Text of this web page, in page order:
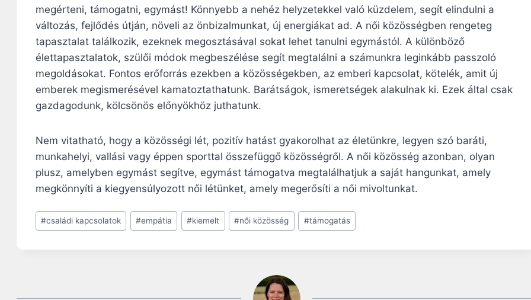
megérteni, támogatni, egymást! Könnyebb a nehéz helyzetekkel való küzdelem, segít elindulni a
változás, fejlődés útján, növeli az önbizalmunkat, új energiákat ad. A női közösségben rengeteg
tapasztalat találkozik, ezeknek megosztásával sokat lehet tanulni egymástól. A különböző
élettapasztalatok, szülői módok megbeszélése segít megtalálni a számunkra leginkább passzoló
megoldásokat. Fontos erőforrás ezekben a közösségekben, az emberi kapcsolat, kötelék, amit új
emberek megismerésével kamatoztathatunk. Barátságok, ismeretségek alakulnak ki. Ezek által csak
gazdagodunk, kölcsönös előnyökhöz juthatunk.
Nem vitatható, hogy a közösségi lét, pozitív hatást gyakorolhat az életünkre, legyen szó baráti,
munkahelyi, vallási vagy éppen sporttal összefüggő közösségről. A női közösség azonban, olyan
plusz, amelyben egymást segítve, egymást támogatva megtalálhatjuk a saját hangunkat, amely
megkönnyíti a kiegyensúlyozott női létünket, amely megerősíti a női mivoltunkat.
Post
Tags:
#családi kapcsolatok #empátia #kiemelt #női közösség #támogatás